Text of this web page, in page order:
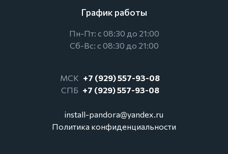
График работы
Пн-Пт: с 08:30 до 21:00
Сб-Вс: с 08:30 до 21:00
МСК +7 (929) 557-93-08
СПБ +7 (929) 557-93-08
install-pandora@yandex.ru
Политика конфиденциальности